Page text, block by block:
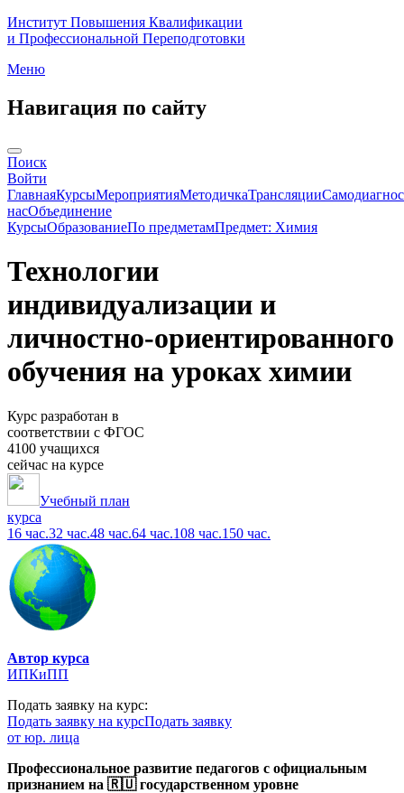
Институт Повышения Квалификации
и Профессиональной Переподготовки
Меню
Навигация по сайту
Поиск
Войти
ГлавнаяКурсыМероприятияМетодичкаТрансляции
насОбъединение
КурсыОбразованиеПо предметамПредмет: Химия
Технологии
индивидуализации и
личностно-ориентированного
обучения на уроках химии
Курс разработан в
соответствии с ФГОС
4100 учащихся
сейчас на курсе
Учебный план
курса
16 час.32 час.48 час.64 час.108 час.150 час.
Автор курса
ИПКиПП
Подать заявку на курс:
Подать заявку на курсПодать заявку
от юр. лица
Профессиональное развитие педагогов с официальным
признанием на 🇷🇺 государственном уровне